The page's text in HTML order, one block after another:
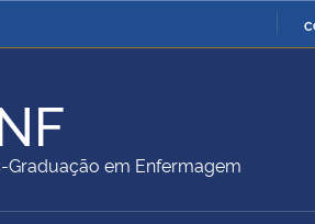
da Justiça e
Ministério da Defesa
da Educação
Graduação em Enfermagem